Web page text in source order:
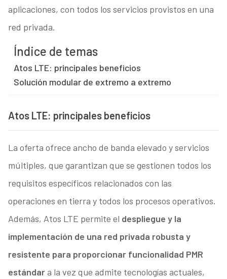
aplicaciones, con todos los servicios provistos en una
red privada.
Índice de temas
Atos LTE: principales beneficios
Solución modular de extremo a extremo
Atos LTE: principales beneficios
La oferta ofrece ancho de banda elevado y servicios
múltiples, que garantizan que se gestionen todos los
requisitos específicos relacionados con las
operaciones en tierra y todos los procesos operativos.
Además, Atos LTE permite el despliegue y la
implementación de una red privada robusta y
resistente para proporcionar funcionalidad PMR
estándara la vez que admite tecnologías actuales,